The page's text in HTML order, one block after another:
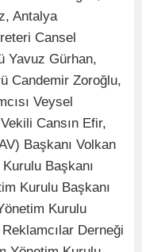
Antalya
Cansel
Yavuz Gürhan,
Candemir Zoroğlu,
Veysel
Cansın Efir,
Başkanı Volkan
Başkanı
Kurulu Başkanı
Kurulu
Derneği